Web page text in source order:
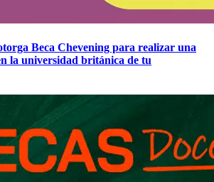
Beca Chevening para realizar una
la universidad británica de tu